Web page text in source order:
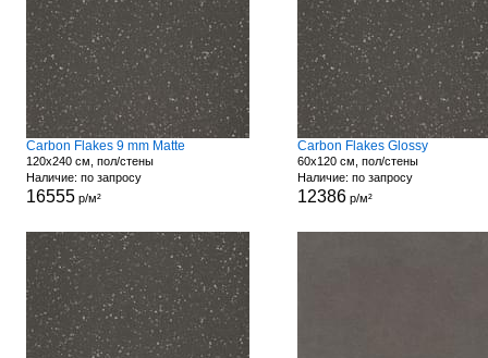
Carbon Flakes 9 mm Matte
120x240 см, пол/стены
Наличие: по запросу
16555р/м²
Carbon Flakes Glossy
60x120 см, пол/стены
Наличие: по запросу
12386р/м²